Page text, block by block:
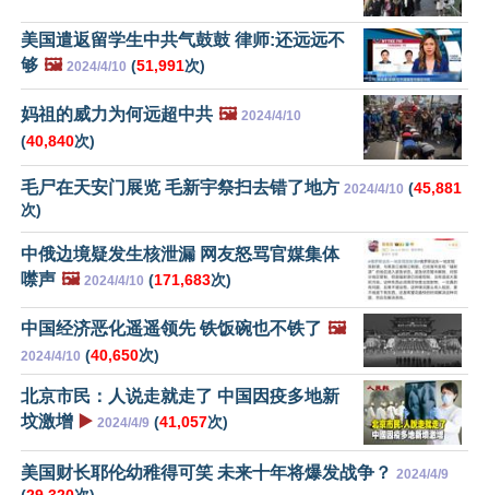
美国遣返留学生中共气鼓鼓 律师:还远远不
够 🖼️ 2024/4/10 (51,991次)
妈祖的威力为何远超中共 🖼️ 2024/4/10
(40,840次)
毛尸在天安门展览 毛新宇祭扫去错了地方 2024/4/10 (45,881
次)
中俄边境疑发生核泄漏 网友怒骂官媒集体
噤声 🖼️ 2024/4/10 (171,683次)
中国经济恶化遥遥领先 铁饭碗也不铁了 🖼️
2024/4/10 (40,650次)
北京市民：人说走就走了 中国因疫多地新
坟激增 ▶️ 2024/4/9 (41,057次)
美国财长耶伦幼稚得可笑 未来十年将爆发战争？ 2024/4/9